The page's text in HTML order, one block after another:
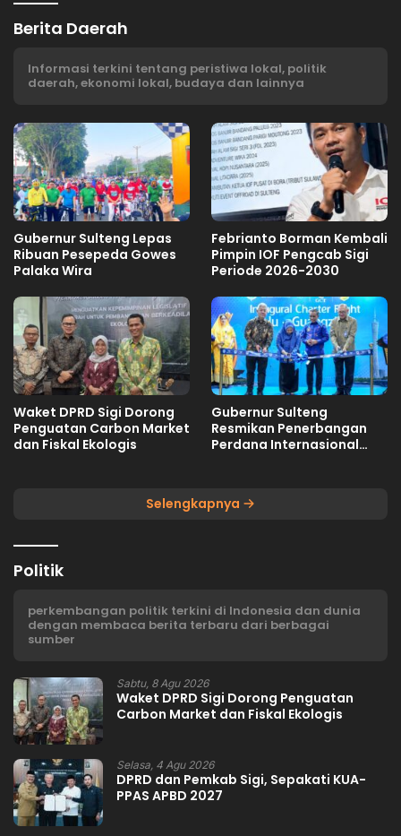
Berita Daerah
Informasi terkini tentang peristiwa lokal, politik
daerah, ekonomi lokal, budaya dan lainnya
Gubernur Sulteng Lepas
Ribuan Pesepeda Gowes
Palaka Wira
Febrianto Borman Kembali
Pimpin IOF Pengcab Sigi
Periode 2026-2030
Waket DPRD Sigi Dorong
Penguatan Carbon Market
dan Fiskal Ekologis
Gubernur Sulteng
Resmikan Penerbangan
Perdana Internasional
Selengkapnya
Politik
perkembangan politik terkini di Indonesia dan dunia
dengan membaca berita terbaru dari berbagai
sumber
Sabtu, 8 Agu 2026
Waket DPRD Sigi Dorong Penguatan
Carbon Market dan Fiskal Ekologis
Selasa, 4 Agu 2026
DPRD dan Pemkab Sigi, Sepakati KUA-
PPAS APBD 2027